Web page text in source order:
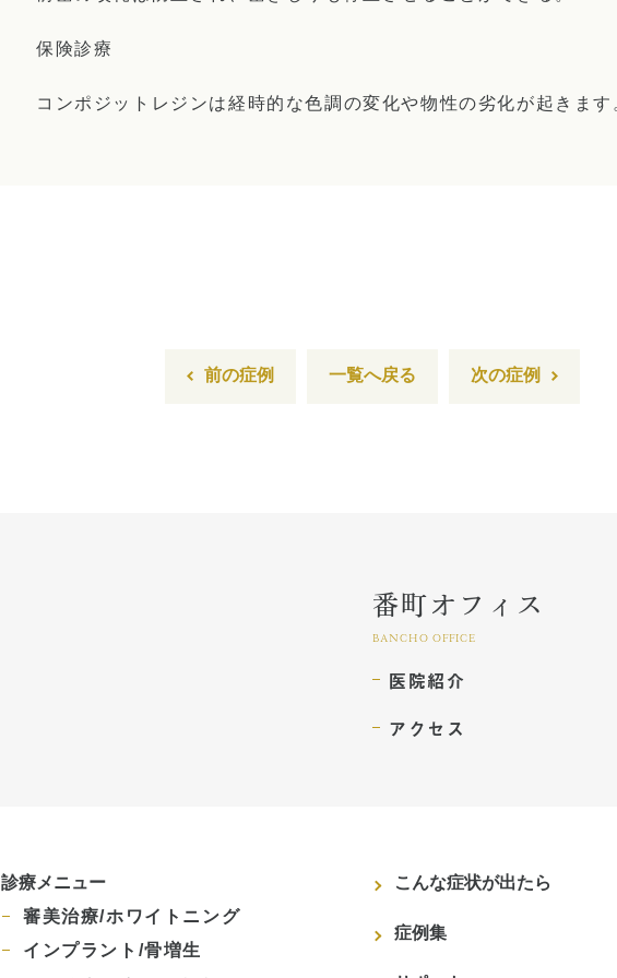
保険診療
コンポジットレジンは経時的な色調の変化や物性の劣化が起きます
前の症例 一覧へ戻る 次の症例
番町オフィス
BANCHO OFFICE
医院紹介
アクセス
診療メニュー
審美治療/ホワイトニング
インプラント/骨増生
こんな症状が出たら
症例集